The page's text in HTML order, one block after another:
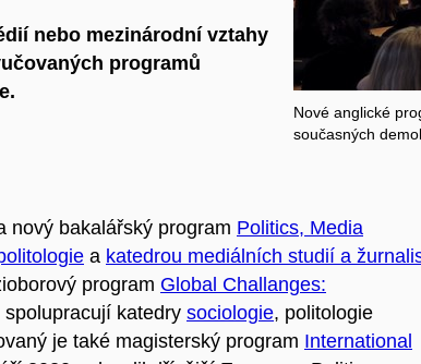
nebo mezinárodní vztahy
programů
Nové anglické
současných
nový bakalářský program Politics, Media
a katedrou mediálních studií a
program Global Challanges:
spolupracují katedry sociologie, politologie
je také magisterský program International